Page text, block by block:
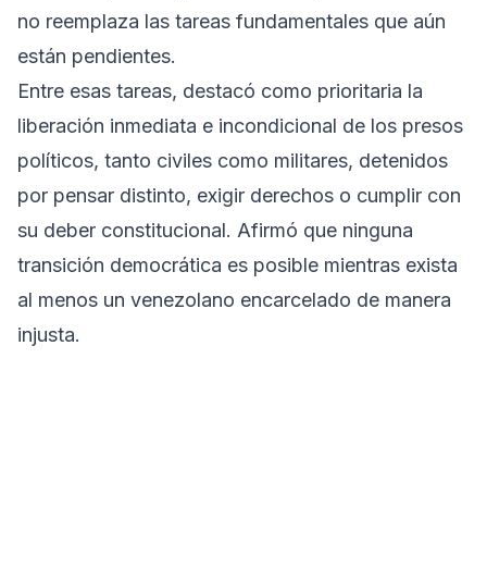
no reemplaza las tareas fundamentales que aún
están pendientes.
Entre esas tareas, destacó como prioritaria la
liberación inmediata e incondicional de los presos
políticos, tanto civiles como militares, detenidos
por pensar distinto, exigir derechos o cumplir con
su deber constitucional. Afirmó que ninguna
transición democrática es posible mientras exista
al menos un venezolano encarcelado de manera
injusta.